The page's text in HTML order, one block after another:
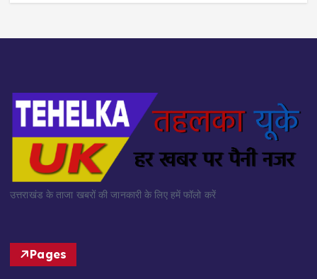
उत्तराखंड के ताजा खबरों की जानकारी के लिए हमें फॉलो करें
Pages